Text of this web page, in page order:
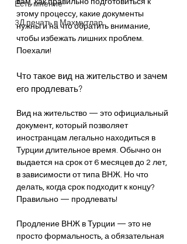
Есть мнение
3Д печать в Махмутлар
вам, как правильно подготовиться к
этому процессу, какие документы
нужны и на что обратить внимание,
чтобы избежать лишних проблем.
Поехали!
Что такое вид на жительство и зачем
его продлевать?
Вид на жительство — это официальный
документ, который позволяет
иностранцам легально находиться в
Турции длительное время. Обычно он
выдается на срок от 6 месяцев до 2 лет,
в зависимости от типа ВНЖ. Но что
делать, когда срок подходит к концу?
Правильно — продлевать!
Продление ВНЖ в Турции — это не
просто формальность, а обязательная